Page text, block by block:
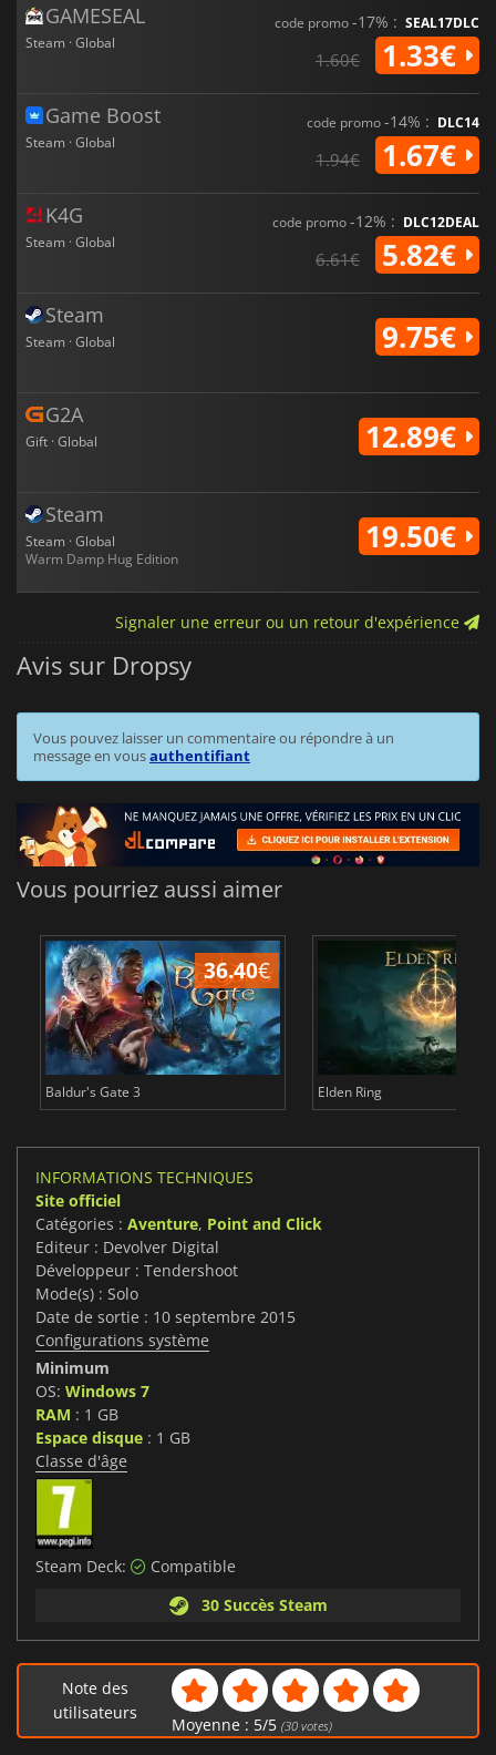
GAMESEAL
Steam · Global
code promo-17% : SEAL17DLC
1.60€ 1.33€
Game Boost
Steam · Global
code promo-14% : DLC14
1.94€ 1.67€
K4G
Steam · Global
code promo-12% : DLC12DEAL
6.61€ 5.82€
Steam
Steam · Global 9.75€
G2A
Gift · Global 12.89€
Steam
Steam · Global
Warm Damp Hug Edition
19.50€
Signaler une erreur ou un retour d'expérience
Avis sur Dropsy
Vous pouvez laisser un commentaire ou répondre à un
message en vousauthentifiant
Vous pourriez aussi aimer
36.40€
Baldur's Gate 3 Elden Ring
INFORMATIONS TECHNIQUES
Site officiel
Catégories : Aventure, Point and Click
Editeur : Devolver Digital
Développeur : Tendershoot
Mode(s) : Solo
Date de sortie : 10 septembre 2015
Configurations système
Minimum
OS: Windows 7
RAM : 1 GB
Espace disque : 1 GB
Classe d'âge
Steam Deck:
Compatible
30 Succès Steam
Note des
utilisateurs
Moyenne : 5/5 (30votes)